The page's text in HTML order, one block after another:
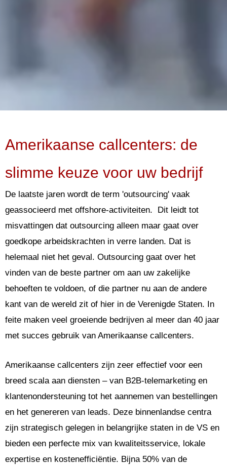
Amerikaanse callcenters: de
slimme keuze voor uw bedrijf
De laatste jaren wordt de term 'outsourcing' vaak
geassocieerd met offshore-activiteiten. Dit leidt tot
misvattingen dat outsourcing alleen maar gaat over
goedkope arbeidskrachten in verre landen. Dat is
helemaal niet het geval. Outsourcing gaat over het
vinden van de beste partner om aan uw zakelijke
behoeften te voldoen, of die partner nu aan de andere
kant van de wereld zit of hier in de Verenigde Staten. In
feite maken veel groeiende bedrijven al meer dan 40 jaar
met succes gebruik van Amerikaanse callcenters.
Amerikaanse callcenters zijn zeer effectief voor een
breed scala aan diensten – van B2B-telemarketing en
klantenondersteuning tot het aannemen van bestellingen
en het genereren van leads. Deze binnenlandse centra
zijn strategisch gelegen in belangrijke staten in de VS en
bieden een perfecte mix van kwaliteitsservice, lokale
expertise en kostenefficiëntie. Bijna 50% van de